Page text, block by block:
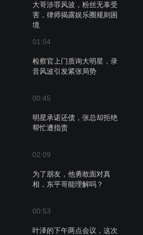
大哥涉罪风波，粉丝无辜受
害，律师揭露娱乐圈规则困
境
01:04
检察官上门质询大明星，录
音风波引发紧张局势
00:45
明星承诺还债，张总却拒绝
帮忙遭指责
02:09
为了朋友，他勇敢面对真
相，东平哥能理解吗？
00:53
叶泽的下午两点会议，这次